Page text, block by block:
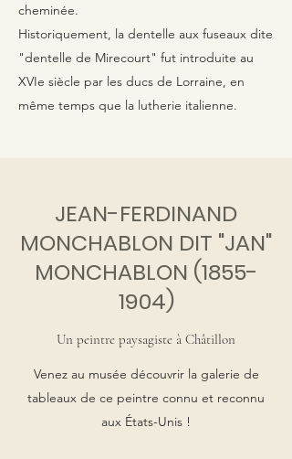
cheminée.
Historiquement, la dentelle aux fuseaux dite
"dentelle de Mirecourt" fut introduite au
XVIe siècle par les ducs de Lorraine, en
même temps que la lutherie italienne.
JEAN-FERDINAND
MONCHABLON DIT "JAN"
MONCHABLON (1855-
1904)
Un peintre paysagiste à Châtillon
Venez au musée découvrir la galerie de
tableaux de ce peintre connu et reconnu
aux États-Unis !